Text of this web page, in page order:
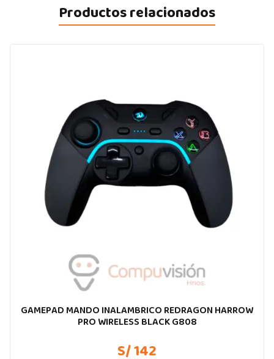
Productos relacionados
GAMEPAD MANDO INALAMBRICO REDRAGON HARROW
PRO WIRELESS BLACK G808
S/ 142